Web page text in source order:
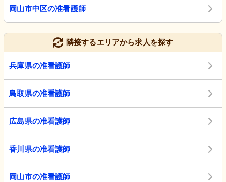
岡山市中区の准看護師
隣接するエリアから求人を探す
兵庫県の准看護師
鳥取県の准看護師
広島県の准看護師
香川県の准看護師
岡山市の准看護師